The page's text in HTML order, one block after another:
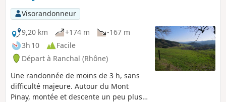
Visorandonneur
9,20 km
+174 m
-167 m
3h 10
Facile
Départ à Ranchal (Rhône)
Une randonnée de moins de 3 h, sans
difficulté majeure. Autour du Mont
Pinay, montée et descente un peu plus